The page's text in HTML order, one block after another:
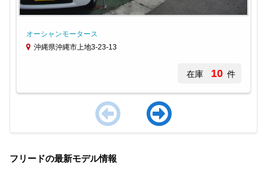
オーシャンモータース
沖縄県沖縄市上地3-23-13
在庫 10 件
of
フリードの最新モデル情報